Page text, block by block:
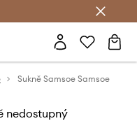
Sukně Samsoe Samsoe
nedostupný